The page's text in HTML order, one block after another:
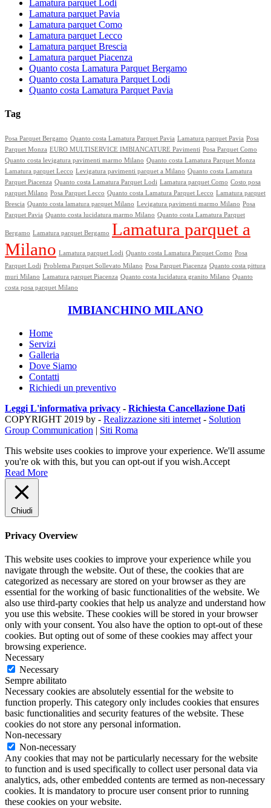
Lamatura parquet Lodi
Lamatura parquet Pavia
Lamatura parquet Como
Lamatura parquet Lecco
Lamatura parquet Brescia
Lamatura parquet Piacenza
Quanto costa Lamatura Parquet Bergamo
Quanto costa Lamatura Parquet Lodi
Quanto costa Lamatura Parquet Pavia
Tag
Posa Parquet Bergamo Quanto costa Lamatura Parquet Pavia Lamatura parquet Pavia Posa
Parquet Monza EURO MULTISERVICE IMBIANCATURE Pavimenti Posa Parquet Como
Quanto costa levigatura pavimenti marmo Milano Quanto costa Lamatura Parquet Monza
Lamatura parquet Lecco Levigatura pavimenti parquet a Milano Quanto costa Lamatura
Parquet Piacenza Quanto costa Lamatura Parquet Lodi Lamatura parquet Como Costo posa
parquet Milano Posa Parquet Lecco Quanto costa Lamatura Parquet Lecco Lamatura parquet
Brescia Quanto costa lamatura parquet Milano Levigatura pavimenti marmo Milano Posa
Parquet Pavia Quanto costa lucidatura marmo Milano Quanto costa Lamatura Parquet
Bergamo Lamatura parquet Bergamo Lamatura parquet a
Milano Lamatura parquet Lodi Quanto costa Lamatura Parquet Como Posa
Parquet Lodi Problema Parquet Sollevato Milano Posa Parquet Piacenza Quanto costa pittura
muri Milano Lamatura parquet Piacenza Quanto costa lucidatura granito Milano Quanto
costa posa parquet Milano
IMBIANCHINO MILANO
Home
Servizi
Galleria
Dove Siamo
Contatti
Richiedi un preventivo
Leggi L'informativa privacy - Richiesta Cancellazione Dati
COPYRIGHT 2019 by - Realizzazione siti internet- Solution
Group Communication
Siti Roma
This website uses cookies to improve your experience. We'll assume
you're ok with this, but you can opt-out if you wish.Accept
Read More
Chiudi
Privacy Overview
This website uses cookies to improve your experience while you
navigate through the website. Out of these, the cookies that are
categorized as necessary are stored on your browser as they are
essential for the working of basic functionalities of the website. We
also use third-party cookies that help us analyze and understand how
you use this website. These cookies will be stored in your browser
only with your consent. You also have the option to opt-out of these
cookies. But opting out of some of these cookies may affect your
browsing experience.
Necessary
Necessary
Sempre abilitato
Necessary cookies are absolutely essential for the website to
function properly. This category only includes cookies that ensures
basic functionalities and security features of the website. These
cookies do not store any personal information.
Non-necessary
Non-necessary
Any cookies that may not be particularly necessary for the website
to function and is used specifically to collect user personal data via
analytics, ads, other embedded contents are termed as non-necessary
cookies. It is mandatory to procure user consent prior to running
these cookies on your website.